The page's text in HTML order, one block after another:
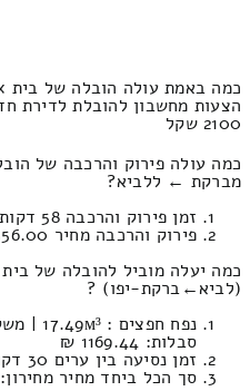
כמה באמת עולה הובלה של בית 1x חדרים ברקת – לביא?
2100 שקל
מברקת ← ללביא?
זמן פירוק והרכבה 58 דקות 44 שניות
פירוק והרכבה מחיר 556.00
(לביא‎←‏ברקת-יפו) ?
סבלות: 1169.44 ₪
זמן נסיעה בין ערים 30 דקות / מחיר נסיעה 308.40 שקל
סך הכל ביחד מחיר מחירון: 2246.97 שח